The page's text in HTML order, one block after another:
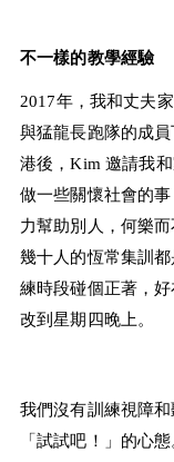
不一樣的教學經驗
2017年，我和丈夫
與猛龍長跑隊的成
港後，Kim 邀請我
做一些關懷社會的
力幫助別人，何樂
幾十人的恆常集訓
練時段碰個正著，
改到星期四晚上。
我們沒有訓練視障
「試試吧！」的心